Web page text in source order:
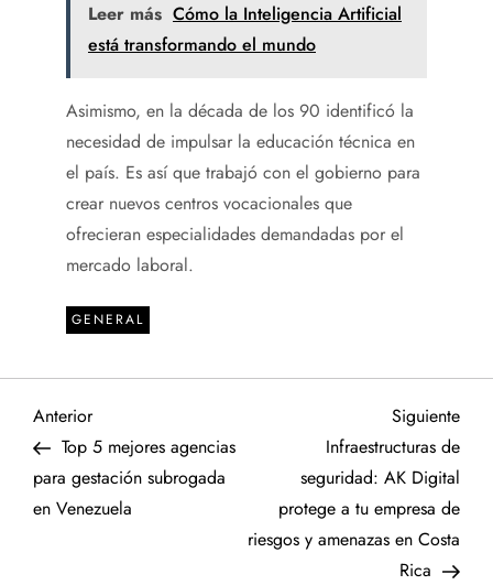
Leer más Cómo la Inteligencia Artificial
está transformando el mundo
Asimismo, en la década de los 90 identificó la
necesidad de impulsar la educación técnica en
el país. Es así que trabajó con el gobierno para
crear nuevos centros vocacionales que
ofrecieran especialidades demandadas por el
mercado laboral.
GENERAL
N
a
v
Entrada
anterior
Anterior
Top 5 mejores agencias
para gestación subrogada
en Venezuela
Siguiente
Infraestructuras de
seguridad: AK Digital
protege a tu empresa de
riesgos y amenazas en Costa
Rica